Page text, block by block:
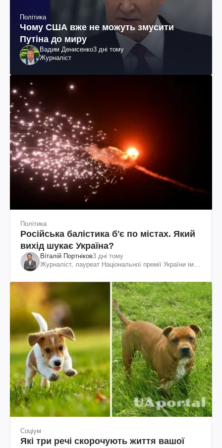
Політика
Чому США вже не можуть змусити
Путіна до миру
Вадим Денисенко3 дні тому
Журналіст
Політика
Російська балістика б'є по містах. Який
вихід шукає Україна?
Віталій Портніков3 дні тому
Журналіст, лауреат Національної премії України ім.
Соціум
Які три речі скорочують життя вашої